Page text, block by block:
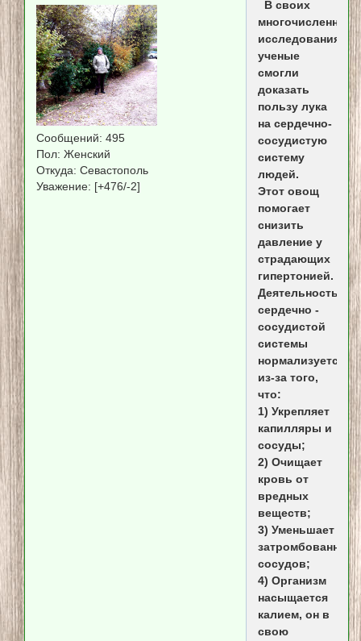
Сообщений: 495
Пол: Женский
Откуда: Севастополь
Уважение: [+476/-2]
В своих
многочисленных
исследованиях
ученые
смогли
доказать
пользу лука
на сердечно-
сосудистую
систему
людей.
Этот овощ
помогает
снизить
давление у
страдающих
гипертонией.
Деятельность
сердечно -
сосудистой
системы
нормализуется
из-за того,
что:
1) Укрепляет
капилляры и
сосуды;
2) Очищает
кровь от
вредных
веществ;
3) Уменьшает
сосудов;
4) Организм
насыщается
калием, он в
свою